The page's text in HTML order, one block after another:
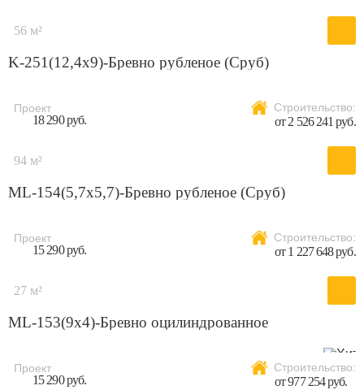
56 м²
K-251(12,4x9)-Бревно рубленое (Сруб)
Проект
18 290 руб.
Строительство:
от 2 526 241 руб.
94 м²
ML-154(5,7х5,7)-Бревно рубленое (Сруб)
Проект
15 290 руб.
Строительство:
от 1 227 648 руб.
27 м²
ML-153(9х4)-Бревно оцилиндрованное
Проект
15 290 руб.
Строительство:
от 977 254 руб.